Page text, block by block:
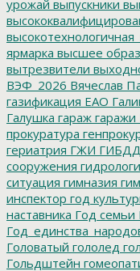
урожай выпускники
ярмарка высшее
вытрезвители
ВЭФ_2026 Вячеслав
газификация ЕАО
Галушка гараж гаражи
прокуратура
гериатрия ГЖИ ГИБДД
сооружения
ситуация гимназия
инспектор год
наставника Год семьи
Головатый гололед
Гольдштейн